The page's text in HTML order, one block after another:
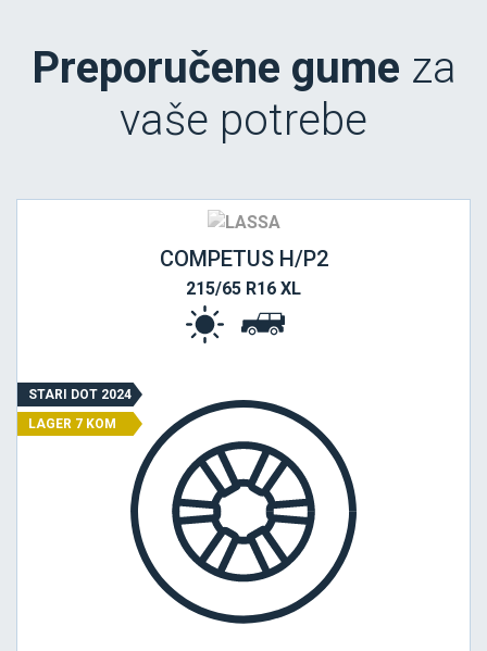
Preporučene gume za
vaše potrebe
COMPETUS H/P2
215/65 R16 XL
STARI DOT 2024
LAGER 7 KOM